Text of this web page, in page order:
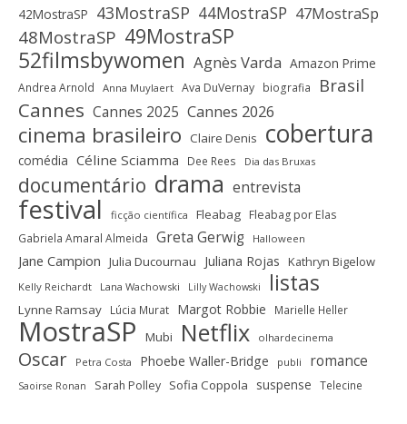
42MostraSP 43MostraSP 44MostraSP 47MostraSp
48MostraSP 49MostraSP
52filmsbywomen Agnès Varda Amazon Prime
Andrea Arnold Anna Muylaert Ava DuVernay biografia Brasil
Cannes Cannes 2025 Cannes 2026
cinema brasileiro Claire Denis cobertura
comédia Céline Sciamma Dee Rees Dia das Bruxas
documentário drama entrevista
festival ficção científica Fleabag Fleabag por Elas
Gabriela Amaral Almeida Greta Gerwig Halloween
Jane Campion Julia Ducournau Juliana Rojas Kathryn Bigelow
Kelly Reichardt Lana Wachowski Lilly Wachowski listas
Lynne Ramsay Lúcia Murat Margot Robbie Marielle Heller
MostraSP Mubi Netflix olhardecinema
Oscar Petra Costa Phoebe Waller-Bridge publi romance
Saoirse Ronan Sarah Polley Sofia Coppola suspense Telecine